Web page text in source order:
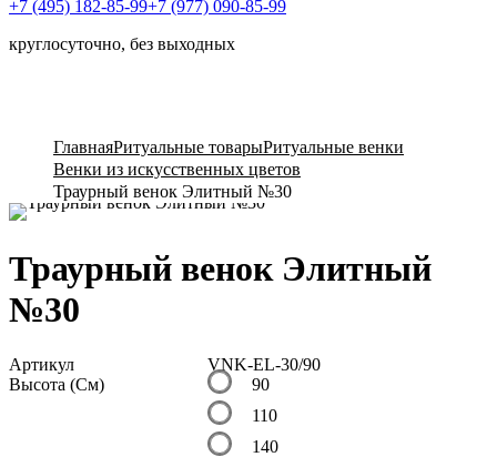
+7 (495) 182-85-99+7 (977) 090-85-99
круглосуточно, без выходных
ГлавнаяРитуальные товарыРитуальные венки
Венки из искусственных цветов
Траурный венок Элитный №30
Траурный венок Элитный
№30
Артикул
VNK-EL-30/90
Высота (См)
90
110
140